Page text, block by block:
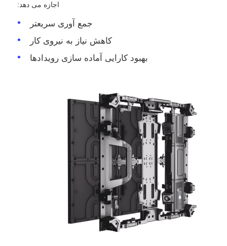
اجازه می دهد:
جمع آوری سریعتر
کاهش نیاز به نیروی کار
بهبود کارایی آماده سازی رویدادها